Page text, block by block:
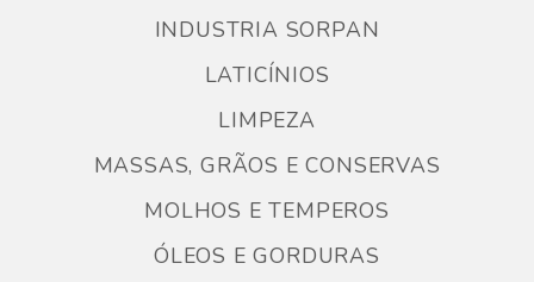
INDUSTRIA SORPAN
LATICÍNIOS
LIMPEZA
MASSAS, GRÃOS E CONSERVAS
MOLHOS E TEMPEROS
ÓLEOS E GORDURAS